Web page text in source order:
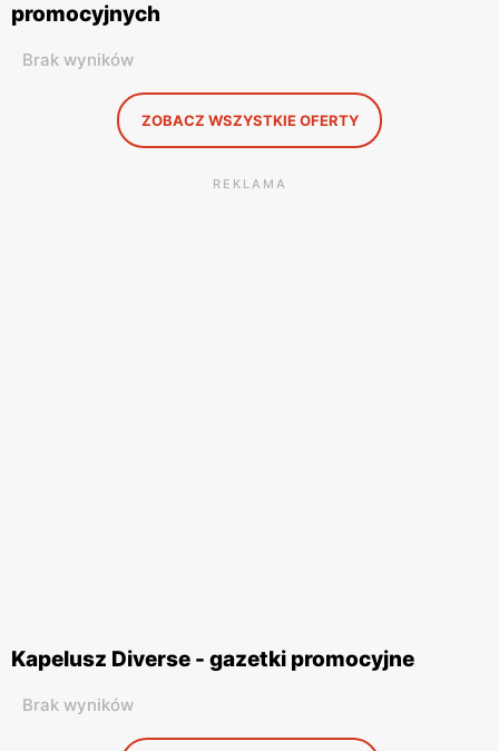
promocyjnych
Brak wyników
ZOBACZ WSZYSTKIE OFERTY
REKLAMA
Kapelusz Diverse - gazetki promocyjne
Brak wyników